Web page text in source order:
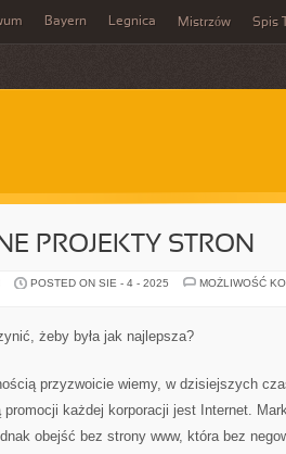
Bayern Legnica Mistrzów Spis
PROJEKTY STRON
POSTED ON SIE - 4 - 2025
MOŻLIWOŚĆ
żeby była jak najlepsza?
przyzwoicie wiemy, w dzisiejszych
promocji każdej korporacji jest Internet.
obejść bez strony www, która bez